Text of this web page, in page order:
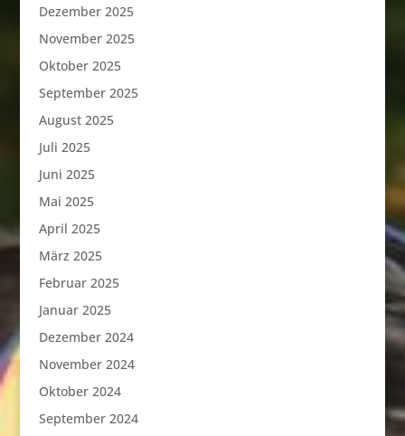
Dezember 2025
November 2025
Oktober 2025
September 2025
August 2025
Juli 2025
Juni 2025
Mai 2025
April 2025
März 2025
Februar 2025
Januar 2025
Dezember 2024
November 2024
Oktober 2024
September 2024